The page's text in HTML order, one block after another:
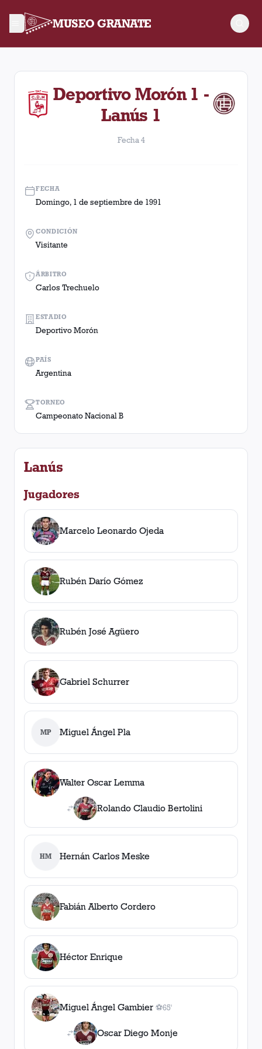
MUSEO GRANATE
Fecha 4. Partido entre Lanús y Deportivo Morón disputado
Deportivo Morón 1 -
Lanús 1
Fecha 4
FECHA
Domingo, 1 de septiembre de 1991
ÁRBITRO
Carlos Trechuelo
TORNEO
Campeonato Nacional B
CONDICIÓN
Visitante
ESTADIO
Deportivo Morón
PAÍS
Argentina
Lanús
Jugadores
Marcelo Leonardo Ojeda
Rubén Darío Gómez
Rubén José Agüero
Gabriel Schurrer
MP Miguel Ángel Pla
Walter Oscar Lemma
Rolando Claudio Bertolini
HM Hernán Carlos Meske
Fabián Alberto Cordero
Héctor Enrique
Miguel Ángel Gambier ⚽
1gol
65'
Oscar Diego Monje